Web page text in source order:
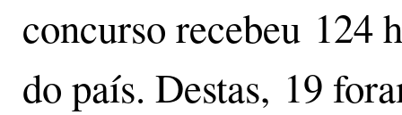
concurso recebeu 124
do país. Destas, 19